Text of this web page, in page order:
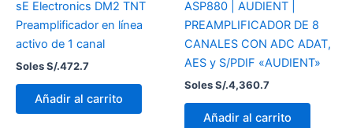
sE Electronics DM2 TNT
Preamplificador en línea
activo de 1 canal
Soles S/.472.7
Añadir al carrito
ASP880 | AUDIENT |
PREAMPLIFICADOR DE 8
CANALES CON ADC ADAT,
AES y S/PDIF «AUDIENT»
Soles S/.4,360.7
Añadir al carrito